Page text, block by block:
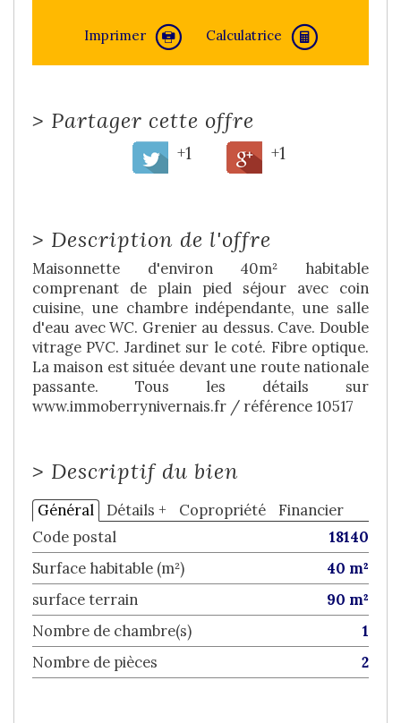
Imprimer Calculatrice
> Partager cette offre
+1 +1
> Description de l'offre
Maisonnette d'environ 40m² habitable
comprenant de plain pied séjour avec coin
cuisine, une chambre indépendante, une salle
d'eau avec WC. Grenier au dessus. Cave. Double
vitrage PVC. Jardinet sur le coté. Fibre optique.
La maison est située devant une route nationale
passante. Tous les détails sur
www.immoberrynivernais.fr / référence 10517
> Descriptif du bien
Général Détails + Copropriété
Financier
Code postal
18140
Surface habitable (m²)
40 m²
surface terrain
90 m²
Nombre de chambre(s)
1
Nombre de pièces
2